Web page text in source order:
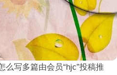
么写多篇由会员“hjc”投稿推